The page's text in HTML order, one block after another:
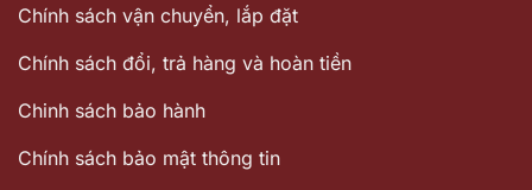
Chính sách vận chuyển, lắp đặt
Chính sách đổi, trả hàng và hoàn tiền
Chinh sách bảo hành
Chính sách bảo mật thông tin